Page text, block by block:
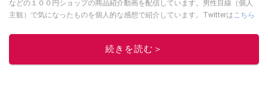
などの１００円ショップの商品紹介動画を配信しています。男性目線（個人
主観）で気になったものを個人的な感想で紹介しています。Twitterはこちら
このイチオシストの他の記事を読む
続きを読む＞